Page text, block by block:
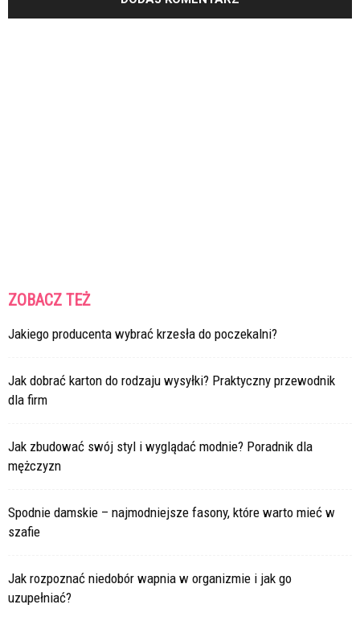
ZOBACZ TEŻ
Jakiego producenta wybrać krzesła do poczekalni?
Jak dobrać karton do rodzaju wysyłki? Praktyczny przewodnik
dla firm
Jak zbudować swój styl i wyglądać modnie? Poradnik dla
mężczyzn
Spodnie damskie – najmodniejsze fasony, które warto mieć w
szafie
Jak rozpoznać niedobór wapnia w organizmie i jak go
uzupełniać?